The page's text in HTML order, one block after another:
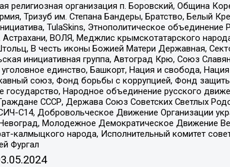
организация п. Боровский, Община
Тризуб им. Степана Бандеры, Братство, Белый
TulaSkins, Этнополитическое объединение
ВОЛЯ, Меджлис крымскотатарского
В честь иконы Божией Матери Державная,
инициативная группа, Автоград Крю, Союз
единство, Башкорт, Нация и свобода,
союз, Фонд борьбы с коррупцией, Фонд
Народное объединение русского
СССР, Держава Союз Советских Светлых
С14, Добровольческое Движение Организации
Молодежное Демократическое Движение
калмыцкого народа, Исполнительный комитет
Фургал